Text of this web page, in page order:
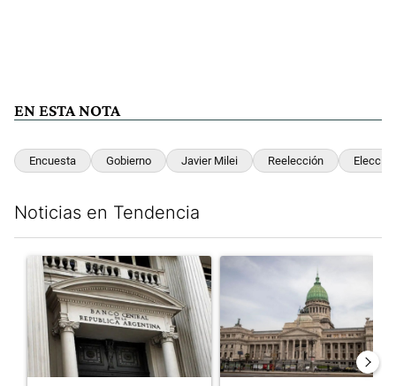
EN ESTA NOTA
Encuesta Gobierno Javier Milei Reelección
Noticias en Tendencia
Un artículo de tendencia con el título "Las reservas del Banco
Un artículo de tendencia